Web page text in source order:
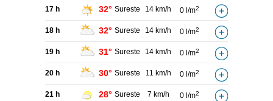
17 h 32° Sureste 14 km/h 0 l/m2
18 h 32° Sureste 14 km/h 0 l/m2
19 h 31° Sureste 14 km/h 0 l/m2
20 h 30° Sureste 11 km/h 0 l/m2
21 h 28° Sureste 7 km/h 0 l/m2